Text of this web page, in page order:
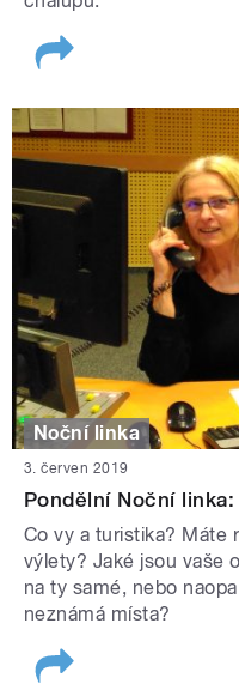
Noční linka
3. červen 2019
Pondělní Noční
Co vy a turistika? Máte
výlety? Jaké jsou vaše
na ty samé, nebo
neznámá místa?